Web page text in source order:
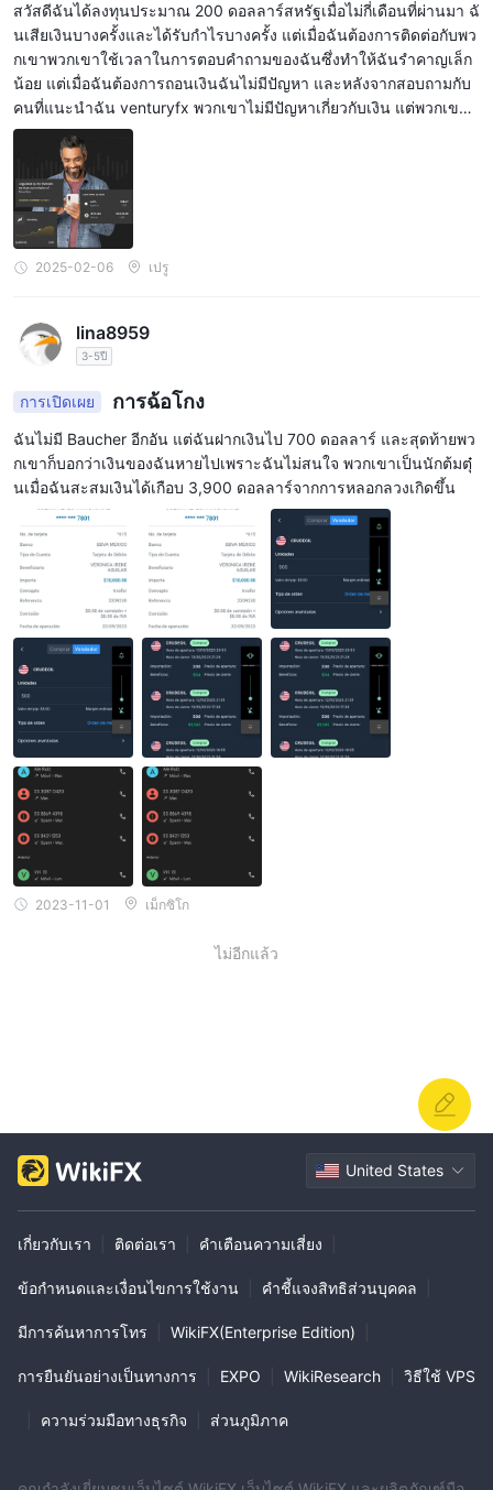
สวัสดีฉันได้ลงทุนประมาณ 200 ดอลลาร์สหรัฐเมื่อไม่กี่เดือนที่ผ่านมา ฉั
นเสียเงินบางครั้งและได้รับกำไรบางครั้ง แต่เมื่อฉันต้องการติดต่อกับพว
กเขาพวกเขาใช้เวลาในการตอบคำถามของฉันซึ่งทำให้ฉันรำคาญเล็ก
น้อย แต่เมื่อฉันต้องการถอนเงินฉันไม่มีปัญหา และหลังจากสอบถามกับ
คนที่แนะนำฉัน venturyfx พวกเขาไม่มีปัญหาเกี่ยวกับเงิน แต่พวกเขาก็
เจอปัญหาเช่นเดียวกับฉันที่ต้องใช้เวลาในการตอบกลับ อย่างไรก็ตามห
ากฉันมีปัญหาในการถอนเงินฉันจะแจ้งให้ทราบที่นี่ 😎
2025-02-06 เปรู
lina8959
3-5ปี
การเปิดเผย การฉ้อโกง
ฉันไม่มี Baucher อีกอัน แต่ฉันฝากเงินไป 700 ดอลลาร์ และสุดท้ายพว
กเขาก็บอกว่าเงินของฉันหายไปเพราะฉันไม่สนใจ พวกเขาเป็นนักต้มตุ๋
นเมื่อฉันสะสมเงินได้เกือบ 3,900 ดอลลาร์จากการหลอกลวงเกิดขึ้น
2023-11-01 เม็กซิโก
ไม่อีกแล้ว
United States
เกี่ยวกับเรา ติดต่อเรา คำเตือนความเสี่ยง
ข้อกำหนดและเงื่อนไขการใช้งาน คำชี้แจงสิทธิส่วนบุคคล
มีการค้นหาการโทร WikiFX(Enterprise Edition)
การยืนยันอย่างเป็นทางการ EXPO WikiResearch วิธีใช้ VPS
ความร่วมมือทางธุรกิจ ส่วนภูมิภาค